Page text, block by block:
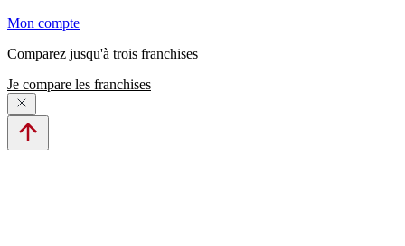
Mon compte
Comparez jusqu'à trois franchises
Je compare les franchises